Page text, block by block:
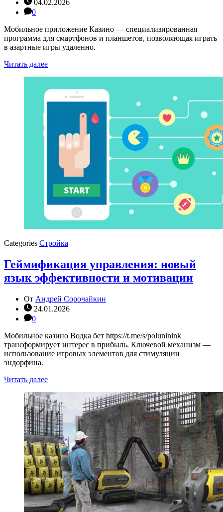
04.02.2026
0
Мобильное приложение Казино — специализированная
программа для смартфонов и планшетов, позволяющая играть
в азартные игры удаленно.
Читать далее
Categories Стройка
Геймификация управления: новый
язык эффективности и мотивации
От Андрей Сорочайкин
24.01.2026
0
Мобильное казино Водка бет https://t.me/s/poluninink
трансформирует интерес в прибыль. Ключевой механизм —
использование игровых элементов для стимуляции
эндорфина.
Читать далее